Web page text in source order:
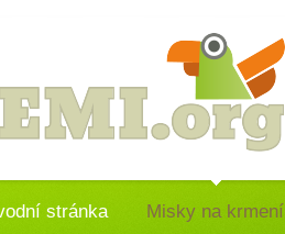
stránka Misky na krmení